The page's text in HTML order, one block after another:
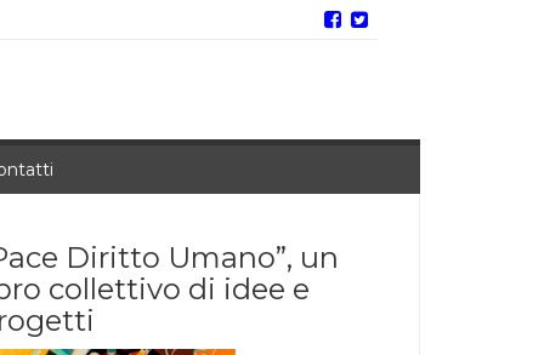
Diritto Umano”, un
collettivo di idee e